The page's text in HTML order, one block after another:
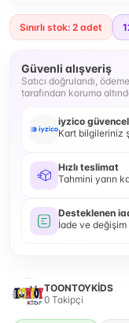
Sınırlı stok: 2 adet
Güvenli alışveriş
Satıcı doğrulandı,
tarafından koruma
iyzico
Kart bilgileriniz
Hızlı teslimat
Tahmini yarın
Desteklenen
İade ve
TOONTOYKİDS
0 Takipçi